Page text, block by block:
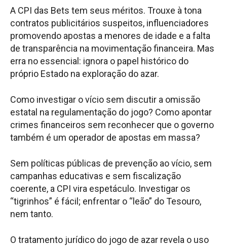
A CPI das Bets tem seus méritos. Trouxe à tona
contratos publicitários suspeitos, influenciadores
promovendo apostas a menores de idade e a falta
de transparência na movimentação financeira. Mas
erra no essencial: ignora o papel histórico do
próprio Estado na exploração do azar.
Como investigar o vício sem discutir a omissão
estatal na regulamentação do jogo? Como apontar
crimes financeiros sem reconhecer que o governo
também é um operador de apostas em massa?
Sem políticas públicas de prevenção ao vício, sem
campanhas educativas e sem fiscalização
coerente, a CPI vira espetáculo. Investigar os
“tigrinhos” é fácil; enfrentar o “leão” do Tesouro,
nem tanto.
O tratamento jurídico do jogo de azar revela o uso